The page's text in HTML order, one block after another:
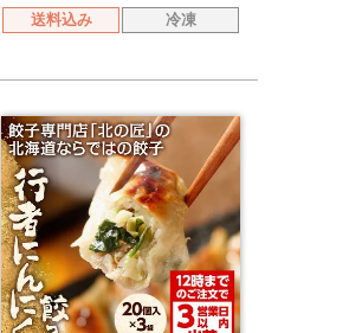
送料込み 冷凍